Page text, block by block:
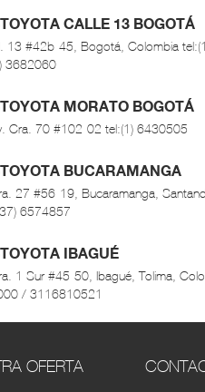
CALLE 13 BOGOTÁ
13 #42b-45, Bogotá, Colombia
3682060
MORATO BOGOTÁ
Cra. 70 #102-02 tel:(1) 6430505
BUCARAMANGA
27 #56-19, Bucaramanga,
6574857
IBAGUÉ
1 Sur #45-50, Ibagué, Tolima,
/ 3116810521
66A N°43-02 Centro Empresarial
101, Itagüi, Antioquia, Colombia
OFERTA